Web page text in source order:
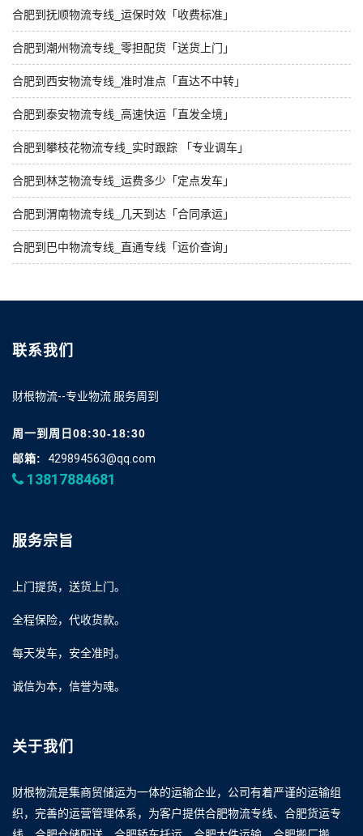
合肥到抚顺物流专线_运保时效「收费标准」
合肥到潮州物流专线_零担配货「送货上门」
合肥到西安物流专线_准时准点「直达不中转」
合肥到泰安物流专线_高速快运「直发全境」
合肥到攀枝花物流专线_实时跟踪 「专业调车」
合肥到林芝物流专线_运费多少「定点发车」
合肥到渭南物流专线_几天到达「合同承运」
合肥到巴中物流专线_直通专线「运价查询」
联系我们
财根物流--专业物流 服务周到
周一到周日08:30-18:30
邮箱:
429894563@qq.com
13817884681
服务宗旨
上门提货，送货上门。
全程保险，代收货款。
每天发车，安全准时。
诚信为本，信誉为魂。
关于我们
财根物流是集商贸储运为一体的运输企业，公司有着严谨的运输组
织，完善的运营管理体系，为客户提供合肥物流专线、合肥货运专